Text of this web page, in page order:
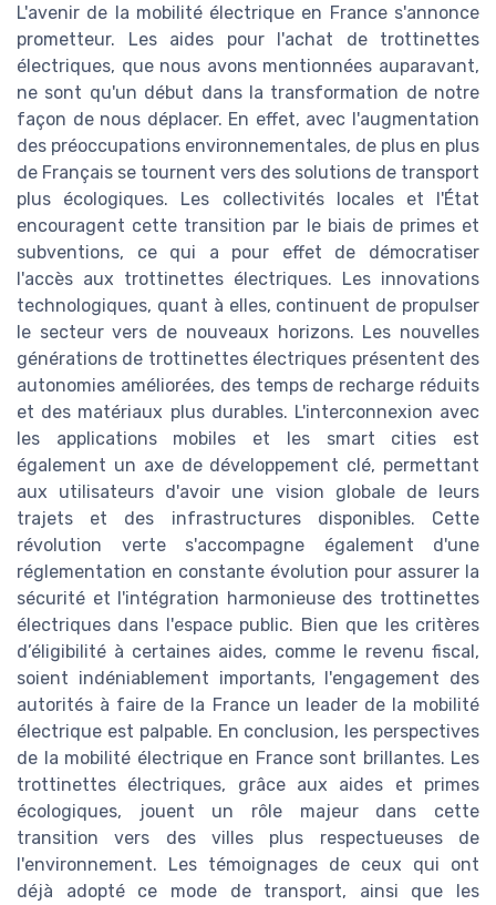
L'avenir de la mobilité électrique en France s'annonce
prometteur. Les aides pour l'achat de trottinettes
électriques, que nous avons mentionnées auparavant,
ne sont qu'un début dans la transformation de notre
façon de nous déplacer. En effet, avec l'augmentation
des préoccupations environnementales, de plus en plus
de Français se tournent vers des solutions de transport
plus écologiques. Les collectivités locales et l'État
encouragent cette transition par le biais de primes et
subventions, ce qui a pour effet de démocratiser
l'accès aux trottinettes électriques. Les innovations
technologiques, quant à elles, continuent de propulser
le secteur vers de nouveaux horizons. Les nouvelles
générations de trottinettes électriques présentent des
autonomies améliorées, des temps de recharge réduits
et des matériaux plus durables. L'interconnexion avec
les applications mobiles et les smart cities est
également un axe de développement clé, permettant
aux utilisateurs d'avoir une vision globale de leurs
trajets et des infrastructures disponibles. Cette
révolution verte s'accompagne également d'une
réglementation en constante évolution pour assurer la
sécurité et l'intégration harmonieuse des trottinettes
électriques dans l'espace public. Bien que les critères
d’éligibilité à certaines aides, comme le revenu fiscal,
soient indéniablement importants, l'engagement des
autorités à faire de la France un leader de la mobilité
électrique est palpable. En conclusion, les perspectives
de la mobilité électrique en France sont brillantes. Les
trottinettes électriques, grâce aux aides et primes
écologiques, jouent un rôle majeur dans cette
transition vers des villes plus respectueuses de
l'environnement. Les témoignages de ceux qui ont
déjà adopté ce mode de transport, ainsi que les